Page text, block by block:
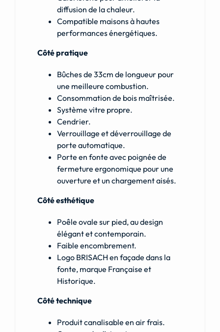
diffusion de la chaleur.
Compatible maisons à hautes
performances énergétiques.
Côté pratique
Bûches de 33cm de longueur pour
une meilleure combustion.
Consommation de bois maîtrisée.
Système vitre propre.
Cendrier.
Verrouillage et déverrouillage de
porte automatique.
Porte en fonte avec poignée de
fermeture ergonomique pour une
ouverture et un chargement aisés.
Côté esthétique
Poêle ovale sur pied, au design
élégant et contemporain.
Faible encombrement.
Logo BRISACH en façade dans la
fonte, marque Française et
Historique.
Côté technique
Produit canalisable en air frais.